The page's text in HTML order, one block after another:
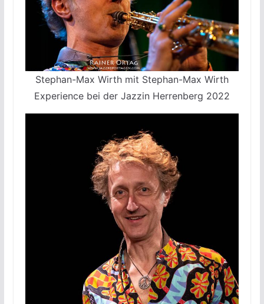
Stephan-Max Wirth mit Stephan-Max Wirth
Experience bei der Jazzin Herrenberg 2022